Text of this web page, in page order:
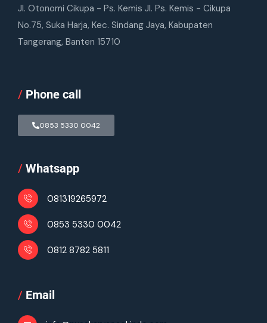
Jl. Otonomi Cikupa - Ps. Kemis Jl. Ps. Kemis - Cikupa
No.75, Suka Harja, Kec. Sindang Jaya, Kabupaten
Tangerang, Banten 15710
/ Phone call
0853 5330 0042
/ Whatsapp
081319265972
0853 5330 0042
0812 8782 5811
/ Email